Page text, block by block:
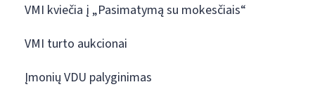
VMI kviečia į „Pasimatymą su mokesčiais“
VMI turto aukcionai
Įmonių VDU palyginimas